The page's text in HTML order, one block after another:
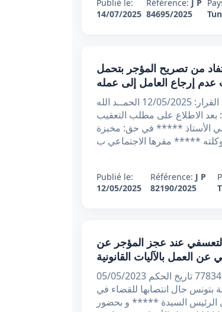
Publié le:
14/07/2025
Référence: J P
84695/2025
05/2025 : ثبوت الطرد يستفاد من تصريح المؤجر بتحمل
عدم إرجاع العامل إلى عمله
الجمهوريــة التونسيـة محكمة التعقيب قضية مدنية عدد: 82190 تاريخ القرار: 12/05/2025 الحمــد الله
بعد الاطلاع على مطلب التعقيب
في 30/01/2025 من طرف المحامي الأستاذ ***** في حق: مخبزة
Publié le:
12/05/2025
Référence: J P
82190/2025
05/05/2023 : ثبوت الطرد التعسفي عند عجز المؤجر عن
عن العمل بالآليات القانونية
الجمهورية التونسية وزارة العدل المحكمة الابتدائية بتونس القضية عدد 77834 تاريخ الحكم 05/05/2023
بتونس حال انتصابها للقضاء في
المنعقدة يوم05/05/2023 برئاسة وكيل الرئيس السيدة ***** و بحضور